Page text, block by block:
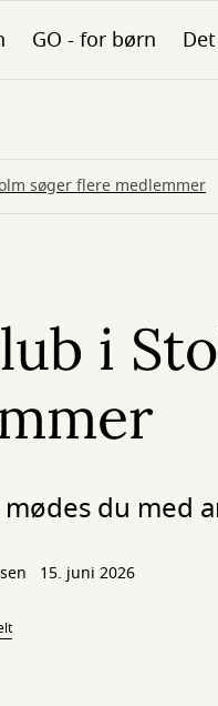
GO - for børn
søger flere medlemmer
i
du med
15. juni 2026